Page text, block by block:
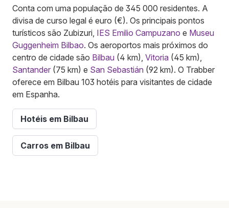
Conta com uma população de 345 000 residentes. A
divisa de curso legal é euro (€). Os principais pontos
turísticos são Zubizuri, IES Emilio Campuzano e Museu
Guggenheim Bilbao. Os aeroportos mais próximos do
centro de cidade são Bilbau (4 km), Vitoria (45 km),
Santander (75 km) e San Sebastián (92 km). O Trabber
oferece em Bilbau 103 hotéis para visitantes de cidade
em Espanha.
Hotéis em Bilbau
Carros em Bilbau